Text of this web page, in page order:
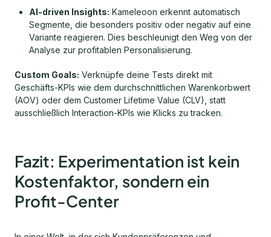
AI-driven Insights: Kameleoon erkennt automatisch
Segmente, die besonders positiv oder negativ auf eine
Variante reagieren. Dies beschleunigt den Weg von der
Analyse zur profitablen Personalisierung.
Custom Goals: Verknüpfe deine Tests direkt mit
Geschäfts-KPIs wie dem durchschnittlichen Warenkorbwert
(AOV) oder dem Customer Lifetime Value (CLV), statt
ausschließlich Interaction-KPIs wie Klicks zu tracken.
Fazit: Experimentation ist kein
Kostenfaktor, sondern ein
Profit-Center